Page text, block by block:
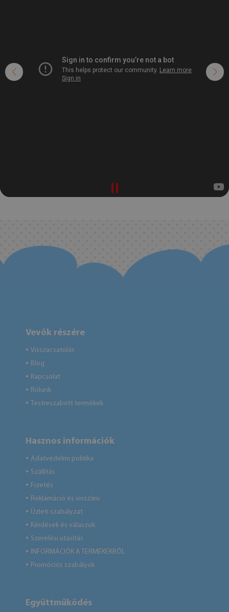
Vevők részére
● Visszacsatolás
● Blog
● Kapcsolat
● Rólunk
● Testreszabott termékek
Hasznos információk
● Adatvédelmi politika
● Szállítás
● Fizetés
● Reklamáció és visszáru
● Üzleti szabályzat
● Kérdések és válaszok
● Szerelési utasítás
● INFORMÁCIÓK A TERMÉKEKRŐL
● Promóciós szabályok
Együttműködés